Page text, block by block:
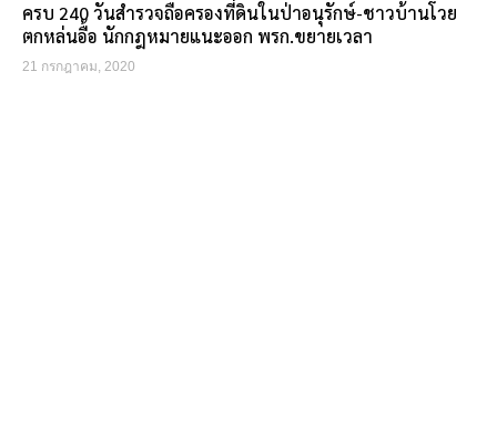
ครบ 240 วันสำรวจถือครองที่ดินในป่าอนุรักษ์-ชาวบ้านโวย
ตกหล่นอื้อ นักกฎหมายแนะออก พรก.ขยายเวลา
21 กรกฎาคม, 2020